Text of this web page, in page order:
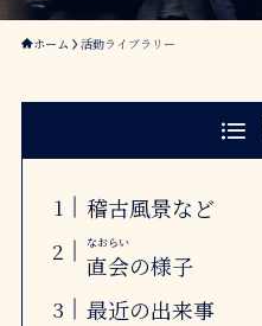
ホーム 活動ライブラリー
稽古風景など
直会
なおらい
の様子
最近の出来事